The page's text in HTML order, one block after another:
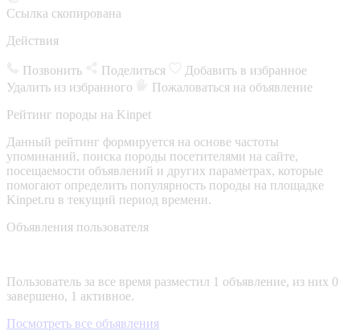
Ссылка скопирована
Действия
Позвонить Поделиться
Добавить в избранное
Удалить из избранного
Пожаловаться на объявление
Рейтинг породы на Kinpet
Данный рейтинг формируется на основе частоты
упоминаний, поиска породы посетителями на сайте,
посещаемости объявлений и других параметрах, которые
помогают определить популярность породы на площадке
Kinpet.ru в текущий период времени.
Объявления пользователя
Пользователь за все время разместил 1 объявление, из них 0
завершено, 1 активное.
Посмотреть все объявления